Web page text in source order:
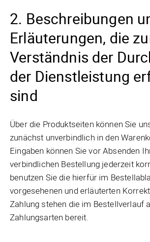
2. Beschreibungen
Erläuterungen, die
Verständnis der
der Dienstleistung
sind
Über die Produktseiten können Sie
zunächst unverbindlich in den
Eingaben können Sie vor Absenden
verbindlichen Bestellung jederzeit
benutzen Sie die hierfür im
vorgesehenen und erläuterten
Zahlung stehen die im Bestellverlauf
Zahlungsarten bereit.